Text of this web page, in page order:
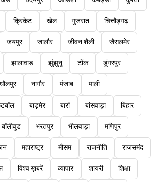
क्रिकेट खेल गुजरात चित्तौड़गढ़
जयपुर जालौर जीवन शैली जैसलमेर
झालावाड़ झुंझुनू टोंक डूंगरपुर
धौलपुर नागौर पंजाब पाली
बाड़मेर बारां बांसवाड़ा बिहार
बॉलीवुड भरतपुर भीलवाड़ा मणिपुर
महाराष्ट्र मौसम राजनीति राजसमंद
विश्व ख़बरें व्यापार शायरी शिक्षा